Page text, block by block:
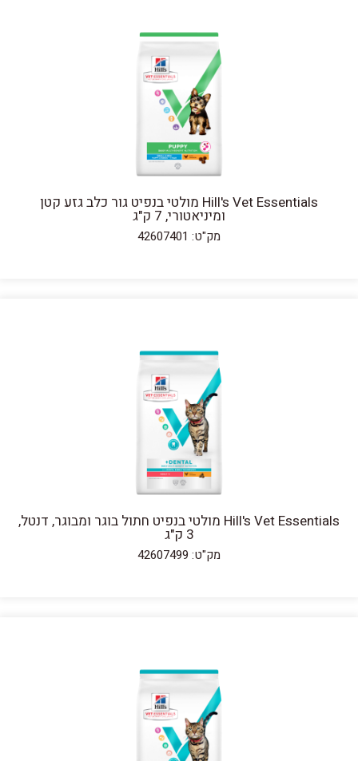
Hill's Vet Essentials מולטי בנפיט גור כלב גזע קטן
ומיניאטורי, 7 ק"ג
מק"ט: 42607401
Hill's Vet Essentials מולטי בנפיט חתול בוגר ומבוגר, דנטל,
3 ק"ג
מק"ט: 42607499